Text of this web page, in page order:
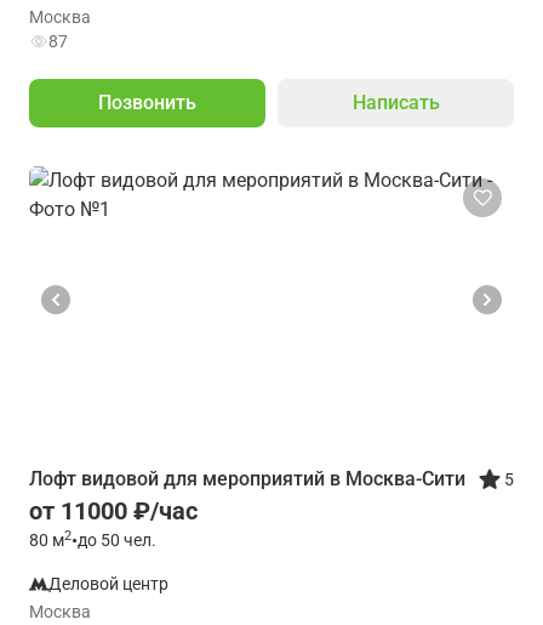
Москва
87
Позвонить Написать
Лофт видовой для мероприятий в Москва-Сити
от 11000 ₽/час
80 м2•до 50 чел.
5
Деловой центр
Москва